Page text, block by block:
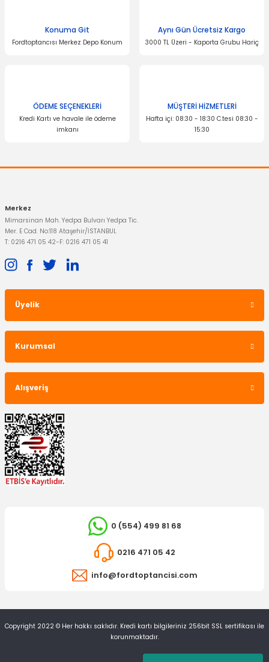
Konuma Git
Fordtoptancısı Merkez Depo Konum
Aynı Gün Ücretsiz Kargo
3000 TL Üzeri - Kaporta Grubu Hariç
ÖDEME SEÇENEKLERİ
Kredi Kartı ve havale ile ödeme
imkanı
MÜŞTERİ HİZMETLERİ
Hafta içi: 08:30 - 18:30 C.tesi 08:30 -
15:30
Merkez
Mimarsinan Mah. Yedpa Bulvarı Yedpa Tic.
Mer. E Cad. No:118 Ataşehir/İSTANBUL
T: 0216 471 05 42-F: 0216 471 05 41
Üyelik
Kurumsal
Alışveriş
0 (554) 499 81 68
0216 471 05 42
info@fordtoptancisi.com
Copyright 2022 © Her hakkı saklıdır. Kredi kartı bilgileriniz 256bit SSL sertifikası ile
korunmaktadır.